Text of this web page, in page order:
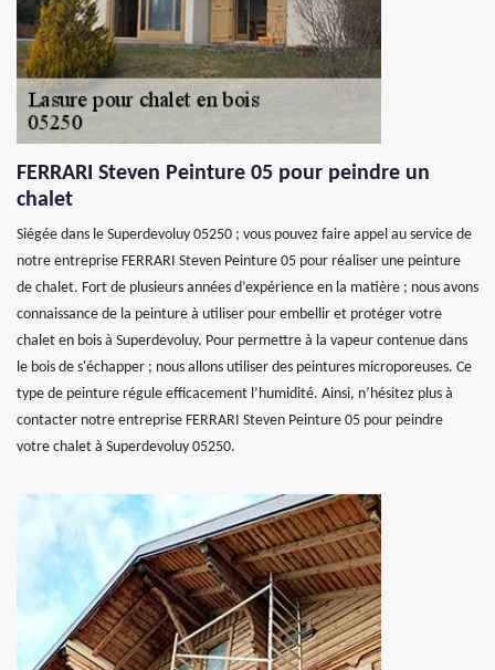
FERRARI Steven Peinture 05 pour peindre un
chalet
Siégée dans le Superdevoluy 05250 ; vous pouvez faire appel au service de
notre entreprise FERRARI Steven Peinture 05 pour réaliser une peinture
de chalet. Fort de plusieurs années d’expérience en la matière ; nous avons
connaissance de la peinture à utiliser pour embellir et protéger votre
chalet en bois à Superdevoluy. Pour permettre à la vapeur contenue dans
le bois de s'échapper ; nous allons utiliser des peintures microporeuses. Ce
type de peinture régule efficacement l’humidité. Ainsi, n’hésitez plus à
contacter notre entreprise FERRARI Steven Peinture 05 pour peindre
votre chalet à Superdevoluy 05250.